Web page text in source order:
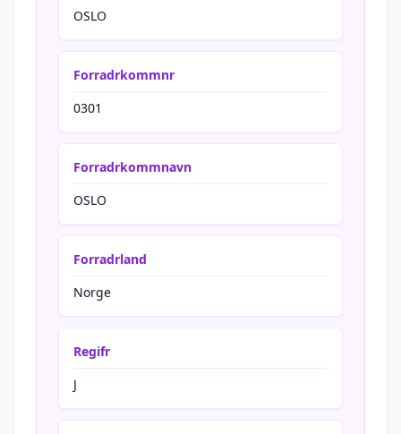
OSLO
Forradrkommnr
0301
Forradrkommnavn
OSLO
Forradrland
Norge
Regifr
J